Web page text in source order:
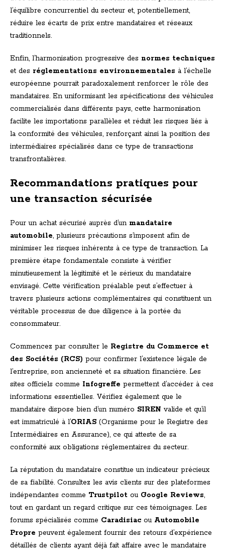
l’équilibre concurrentiel du secteur et, potentiellement,
réduire les écarts de prix entre mandataires et réseaux
traditionnels.
Enfin, l’harmonisation progressive des normes techniques
et des réglementations environnementales à l’échelle
européenne pourrait paradoxalement renforcer le rôle des
mandataires. En uniformisant les spécifications des véhicules
commercialisés dans différents pays, cette harmonisation
facilite les importations parallèles et réduit les risques liés à
la conformité des véhicules, renforçant ainsi la position des
intermédiaires spécialisés dans ce type de transactions
transfrontalières.
Recommandations pratiques pour
une transaction sécurisée
Pour un achat sécurisé auprès d’un mandataire
automobile, plusieurs précautions s’imposent afin de
minimiser les risques inhérents à ce type de transaction. La
première étape fondamentale consiste à vérifier
minutieusement la légitimité et le sérieux du mandataire
envisagé. Cette vérification préalable peut s’effectuer à
travers plusieurs actions complémentaires qui constituent un
véritable processus de due diligence à la portée du
consommateur.
Commencez par consulter le Registre du Commerce et
des Sociétés (RCS) pour confirmer l’existence légale de
l’entreprise, son ancienneté et sa situation financière. Les
sites officiels comme Infogreffe permettent d’accéder à ces
informations essentielles. Vérifiez également que le
mandataire dispose bien d’un numéro SIREN valide et qu’il
est immatriculé à l’ORIAS (Organisme pour le Registre des
Intermédiaires en Assurance), ce qui atteste de sa
conformité aux obligations réglementaires du secteur.
La réputation du mandataire constitue un indicateur précieux
de sa fiabilité. Consultez les avis clients sur des plateformes
indépendantes comme Trustpilot ou Google Reviews,
tout en gardant un regard critique sur ces témoignages. Les
forums spécialisés comme Caradisiac ou Automobile
Propre peuvent également fournir des retours d’expérience
détaillés de clients ayant déjà fait affaire avec le mandataire